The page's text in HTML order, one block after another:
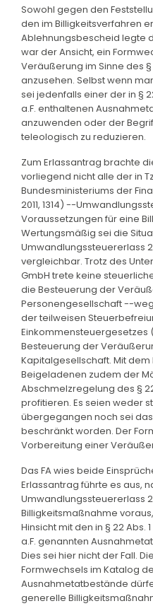
Sowohl gegen den
den im Billigkeitsverfahren
Ablehnungsbescheid legte
war der Ansicht, ein
Veräußerung im Sinne des §
anzusehen. Selbst wenn
sei jedenfalls einer der in §
a.F. enthaltenen
anzuwenden oder der
teleologisch zu reduzieren.
Zum Erlassantrag brachte
vorliegend nicht alle der in
Bundesministeriums der
2011, 1314) --
Voraussetzungen für eine
Wertungsmäßig sei die
Umwandlungssteuererlass
vergleichbar. Trotz des
GmbH trete keine
die Besteuerung der
Personengesellschaft --
der teilweisen
Einkommensteuergesetzes
Besteuerung der
Kapitalgesellschaft. Mit
Beigeladenen zudem der
Abschmelzregelung des §
profitieren. Es seien weder
übergegangen noch sei
beschränkt worden. Der
Vorbereitung einer
Das FA wies beide
Erlassantrag führte es aus,
Umwandlungssteuererlass
Billigkeitsmaßnahme
Hinsicht mit den in § 22 Abs.
a.F. genannten
Dies sei hier nicht der Fall.
Formwechsels im Katalog
Ausnahmetatbestände
generelle